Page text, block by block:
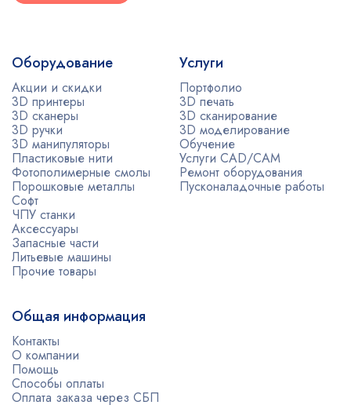
Оборудование
Акции и скидки
3D принтеры
3D сканеры
3D ручки
3D манипуляторы
Пластиковые нити
Фотополимерные смолы
Порошковые металлы
Софт
ЧПУ станки
Аксессуары
Запасные части
Литьевые машины
Прочие товары
Услуги
Портфолио
3D печать
3D сканирование
3D моделирование
Обучение
Услуги CAD/CAM
Ремонт оборудования
Пусконаладочные работы
Общая информация
Контакты
О компании
Помощь
Способы оплаты
Оплата заказа через СБП